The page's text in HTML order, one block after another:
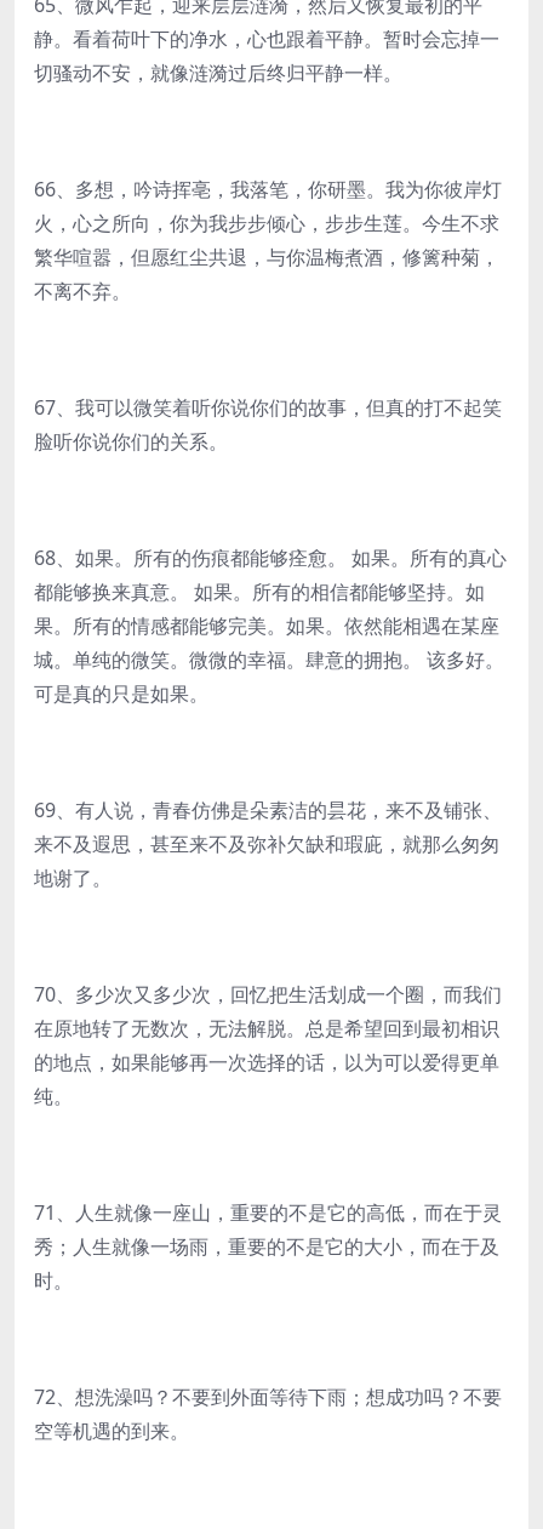
静。看着荷叶下的净水，心也跟着平静。暂时会忘掉一
切骚动不安，就像涟漪过后终归平静一样。
66、多想，吟诗挥亳，我落笔，你研墨。我为你彼岸灯
火，心之所向，你为我步步倾心，步步生莲。今生不求
繁华喧嚣，但愿红尘共退，与你温梅煮酒，修篱种菊，
不离不弃。
67、我可以微笑着听你说你们的故事，但真的打不起笑
脸听你说你们的关系。
68、如果。所有的伤痕都能够痊愈。 如果。所有的真心
都能够换来真意。 如果。所有的相信都能够坚持。如
果。所有的情感都能够完美。如果。依然能相遇在某座
城。单纯的微笑。微微的幸福。肆意的拥抱。 该多好。
可是真的只是如果。
69、有人说，青春仿佛是朵素洁的昙花，来不及铺张、
来不及遐思，甚至来不及弥补欠缺和瑕庛，就那么匆匆
地谢了。
70、多少次又多少次，回忆把生活划成一个圈，而我们
在原地转了无数次，无法解脱。总是希望回到最初相识
的地点，如果能够再一次选择的话，以为可以爱得更单
纯。
71、人生就像一座山，重要的不是它的高低，而在于灵
秀；人生就像一场雨，重要的不是它的大小，而在于及
时。
72、想洗澡吗？不要到外面等待下雨；想成功吗？不要
空等机遇的到来。